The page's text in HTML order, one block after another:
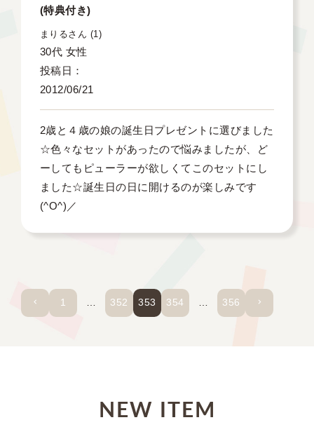
(特典付き)
まりる 1
30代 女性
投稿日
2012/06/21
2歳と４歳の娘の誕生日プレゼントに選びました
☆色々なセットがあったので悩みましたが、ど
ーしてもピューラーが欲しくてこのセットにし
ました☆誕生日の日に開けるのが楽しみです
(^O^)／
1 … 352 353 354 … 356
NEW ITEM